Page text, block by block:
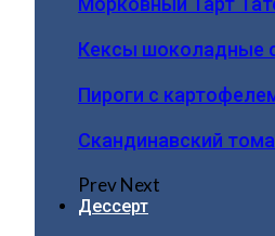
Кексы шоколадные
Пироги c
Скандинавский
PrevNext
Дессерт